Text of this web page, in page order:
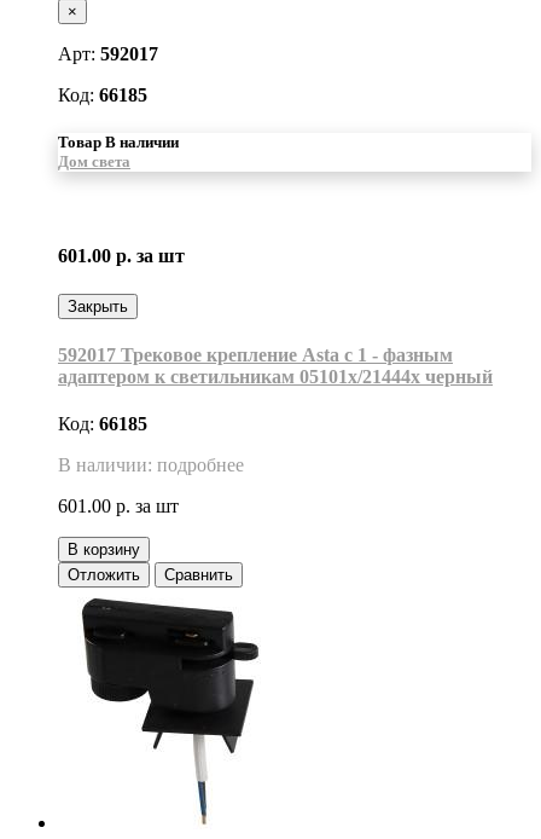
×
Арт: 592017
Код: 66185
Товар В наличии
Дом света
601.00 р. за шт
Закрыть
592017 Трековое крепление Asta с 1 - фазным
адаптером к светильникам 05101х/21444х черный
Код: 66185
В наличии: подробнее
601.00 р. за шт
В корзину
Отложить
Сравнить